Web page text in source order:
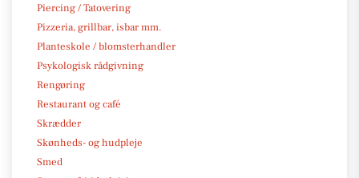
Piercing / Tatovering
Pizzeria, grillbar, isbar mm.
Planteskole / blomsterhandler
Psykologisk rådgivning
Rengøring
Restaurant og café
Skrædder
Skønheds- og hudpleje
Smed